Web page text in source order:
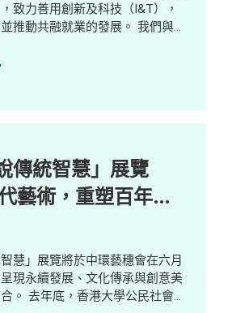
致力善用創新及科技（I&T），
共融就業的發展。 我們與數
工作體驗及探索工作坊，對象包
與技能需求，並探索其在促進共
與新職
Support 等職位，這些職位能
殊教育需要人才的優勢契合。 人
關鍵角色： 人類的監督與參與仍
保內容準確性、調整語氣風格，
的新工作模
職場生態，競爭力愈來愈取決於
，促使機構重新思考工作設計，
」計
傳統智慧」展覽
術，重塑百年鄉
智慧」展覽將於中環藝穗會在六月
現永續發展、文化傳承與創意美
社會與